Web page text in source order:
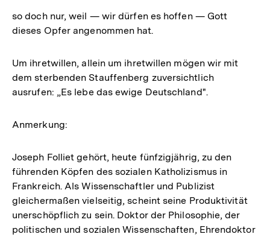
so doch nur, weil — wir dürfen es hoffen — Gott
dieses Opfer angenommen hat.
Um ihretwillen, allein um ihretwillen mögen wir mit
dem sterbenden Stauffenberg zuversichtlich
ausrufen: „Es lebe das ewige Deutschland".
Anmerkung:
Joseph Folliet gehört, heute fünfzigjährig, zu den
führenden Köpfen des sozialen Katholizismus in
Frankreich. Als Wissenschaftler und Publizist
gleichermaßen vielseitig, scheint seine Produktivität
unerschöpflich zu sein. Doktor der Philosophie, der
politischen und sozialen Wissenschaften, Ehrendoktor